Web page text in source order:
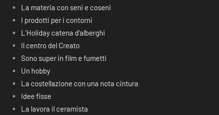
La materia con seni e coseni
I prodotti per i contorni
L’Holiday catena d’alberghi
Il centro del Creato
Sono super in film e fumetti
Un hobby
La costellazione con una nota cintura
Idee fisse
La lavora il ceramista